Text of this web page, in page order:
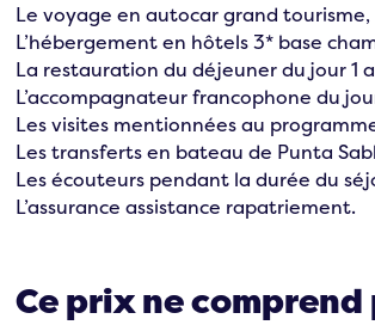
Le voyage en autocar grand tourisme,
L’hébergement en hôtels 3* base
La restauration du déjeuner du jour 1
L’accompagnateur francophone du
Les visites mentionnées au
Les transferts en bateau de Punta
Les écouteurs pendant la durée du
L’assurance assistance rapatriement.
Ce prix ne comprend